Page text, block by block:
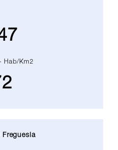
Hab/Km2